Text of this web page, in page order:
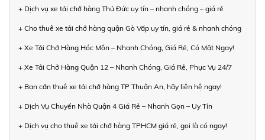
+ Dịch vụ xe tải chở hàng Thủ Đức uy tín – nhanh chóng – giá rẻ
+ Cho thuê xe tải chở hàng quận Gò Vấp uy tín, giá rẻ & nhanh chóng
+ Xe Tải Chở Hàng Hóc Môn – Nhanh Chóng, Giá Rẻ, Có Mặt Ngay!
+ Xe Tải Chở Hàng Quận 12 – Nhanh Chóng, Giá Rẻ, Phục Vụ 24/7
+ Bạn cần thuê xe tải chở hàng TP Thuận An, hãy liên hệ ngay!
+ Dịch Vụ Chuyển Nhà Quận 4 Giá Rẻ – Nhanh Gọn – Uy Tín
+ Dịch vụ cho thuê xe tải chở hàng TPHCM giá rẻ, gọi là có ngay!